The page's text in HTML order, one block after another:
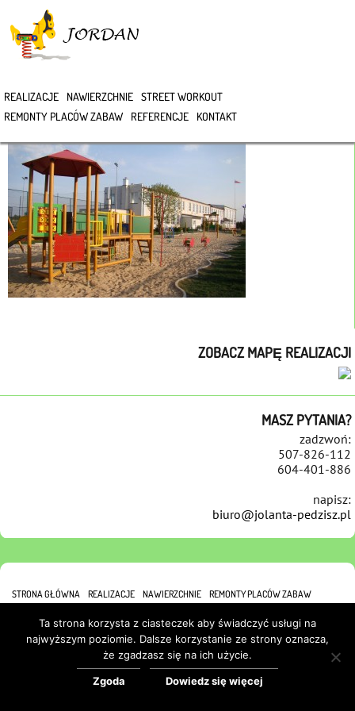
REALIZACJE NAWIERZCHNIE STREET WORKOUT
REMONTY PLACÓW ZABAW
REFERENCJE KONTAKT
DSC06631
ZOBACZ MAPĘ REALIZACJI
MASZ PYTANIA?
zadzwoń:
507-826-112
604-401-886
napisz:
biuro@jolanta-pedzisz.pl
STRONA GŁÓWNA REALIZACJE NAWIERZCHNIE
REMONTY PLACÓW ZABAW
Ta strona korzysta z ciasteczek aby świadczyć usługi na
najwyższym poziomie. Dalsze korzystanie ze strony oznacza,
że zgadzasz się na ich użycie.
Zgoda Dowiedz się więcej